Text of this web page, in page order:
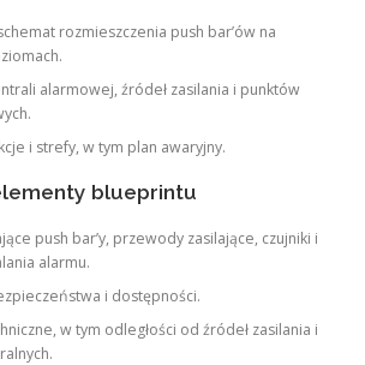
rozmieszczenia push bar’ów na
alarmowej, źródeł zasilania i punktów
i strefy, w tym plan awaryjny.
blueprintu
push bar’y, przewody zasilające, czujniki i
alarmu.
i dostępności.
w tym odległości od źródeł zasilania i